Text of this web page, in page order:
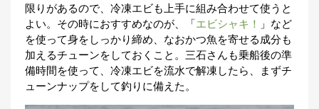
限りがあるので、冷凍エビも上手に組み合わせて使うと
よい。その時におすすめなのが、「エビシャキ！ 」など
を使って身をしっかり締め、なおかつ魚を寄せる成分も
加えるチューンをしておくこと。三石さんも乗船後の準
備時間を使って、冷凍エビを流水で解凍したら、まずチ
ューンナップをして釣りに備えた。
Northanglers （北
海道）
月
刊
つ